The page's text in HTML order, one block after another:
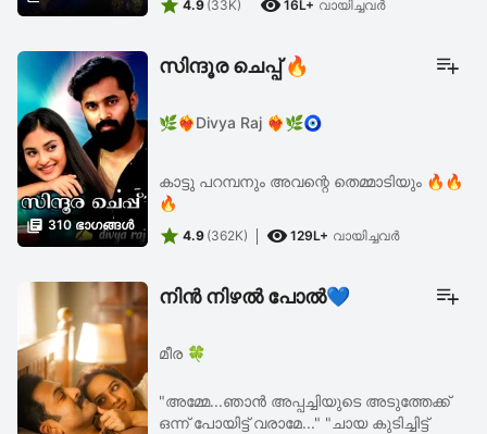
മടിയിൽ വെച്ച ബാഗെടുത്ത് ഇടത്
 4.9 (33K)  16L+ വായിച്ചവര്‍
 310 ഭാഗങ്ങള്‍
സിന്ദൂര ചെപ്പ് 🔥
🌿❤️‍🔥Divya Raj ❤️‍🔥🌿🧿
കാട്ടു പറമ്പനും അവന്റെ തെമ്മാടിയും 🔥🔥
🔥
 4.9 (362K)  129L+ വായിച്ചവര്‍
നിൻ നിഴൽ പോൽ💙
മീര 🍀
"അമ്മേ...ഞാൻ അപ്പച്ചിയുടെ അടുത്തേക്ക്
ഒന്ന് പോയിട്ട് വരാമേ..." "ചായ കുടിച്ചിട്ട്